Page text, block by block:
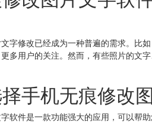
字修改已经成为一种普遍的需求。比
多用户的关注。然而，有些照片的文
手机无痕修改
软件是一款功能强大的应用，可以帮